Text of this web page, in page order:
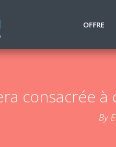
OFFRE
consacrée
By